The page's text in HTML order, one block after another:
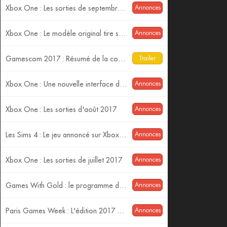
Annonces
Annonces
Trailer
Annonces
Annonces
Xbox One : Les sorties d'août 2017
Annonces
Annonces
Xbox One : Les sorties de juillet 2017
Annonces
Annonces